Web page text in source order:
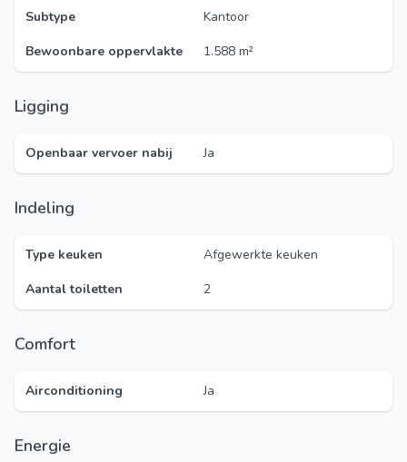
Subtype
Kantoor
Bewoonbare oppervlakte
1.588 m²
Ligging
Openbaar vervoer nabij Ja
Indeling
Type keuken
Afgewerkte keuken
Aantal toiletten
2
Comfort
Airconditioning Ja
Energie